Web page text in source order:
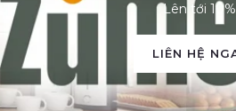
Lên tới 10%
LIÊN HỆ